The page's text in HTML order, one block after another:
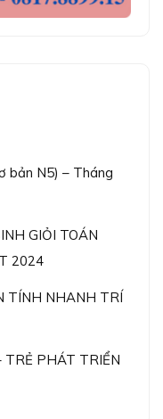
bản N5) – Tháng
GIỎI TOÁN
2024
TÍNH NHANH TRÍ
TRẺ PHÁT TRIỂN